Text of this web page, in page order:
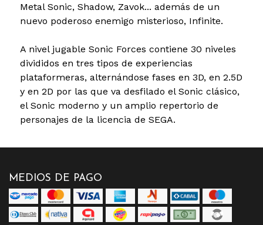
Metal Sonic, Shadow, Zavok... además de un
nuevo poderoso enemigo misterioso, Infinite.
A nivel jugable Sonic Forces contiene 30 niveles
divididos en tres tipos de experiencias
plataformeras, alternándose fases en 3D, en 2.5D
y en 2D por las que va desfilado el Sonic clásico,
el Sonic moderno y un amplio repertorio de
personajes de la licencia de SEGA.
MEDIOS DE PAGO